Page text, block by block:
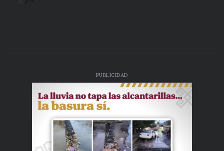
PUBLICIDAD